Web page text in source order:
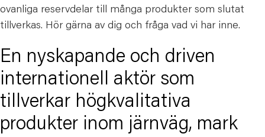
ovanliga reservdelar till många produkter som slutat
tillverkas. Hör gärna av dig och fråga vad vi har inne.
En nyskapande och driven
internationell aktör som
tillverkar högkvalitativa
produkter inom järnväg, mark